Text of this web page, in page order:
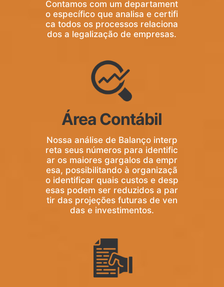
Contamos com um departament
o específico que analisa e certifi
ca todos os processos relaciona
dos a legalização de empresas.
Área Contábil
Nossa análise de Balanço interp
reta seus números para identific
ar os maiores gargalos da empr
esa, possibilitando à organizaçã
o identificar quais custos e desp
esas podem ser reduzidos a par
tir das projeções futuras de ven
das e investimentos.